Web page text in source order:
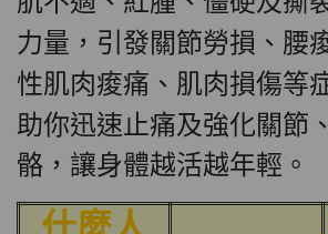
力量，引發關節勞損、腰
性肌肉痠痛、肌肉損傷等
助你迅速止痛及強化關節
骼，讓身體越活越年輕。